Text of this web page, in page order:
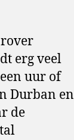
erg veel
uur of
Durban en
de